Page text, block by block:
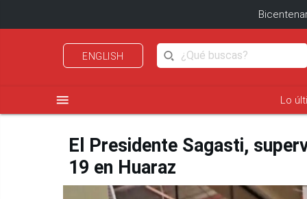
ENGLISH
menu Lo
El Presidente Sagasti,
19 en Huaraz